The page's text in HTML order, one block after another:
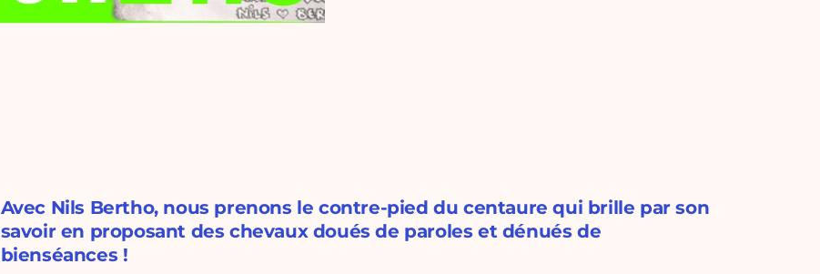
Avec Nils Bertho, nous prenons le contre-pied du centaure qui brille par son
savoir en proposant des chevaux doués de paroles et dénués de
bienséances !